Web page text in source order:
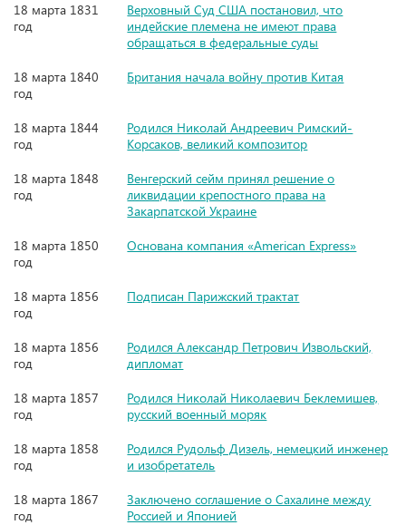
18 марта 1831
год
Верховный Суд США постановил, что
индейские племена не имеют права
обращаться в федеральные суды
18 марта 1840
год
Британия начала войну против Китая
18 марта 1844
год
Родился Николай Андреевич Римский-
Корсаков, великий композитор
18 марта 1848
год
Венгерский сейм принял решение о
ликвидации крепостного права на
Закарпатской Украине
18 марта 1850
год
Основана компания «American Express»
18 марта 1856
год
Подписан Парижский трактат
18 марта 1856
год
Родился Александр Петрович Извольский,
дипломат
18 марта 1857
год
Родился Николай Николаевич Беклемишев,
русский военный моряк
18 марта 1858
год
Родился Рудольф Дизель, немецкий инженер
и изобретатель
18 марта 1867
год
Заключено соглашение о Сахалине между
Россией и Японией